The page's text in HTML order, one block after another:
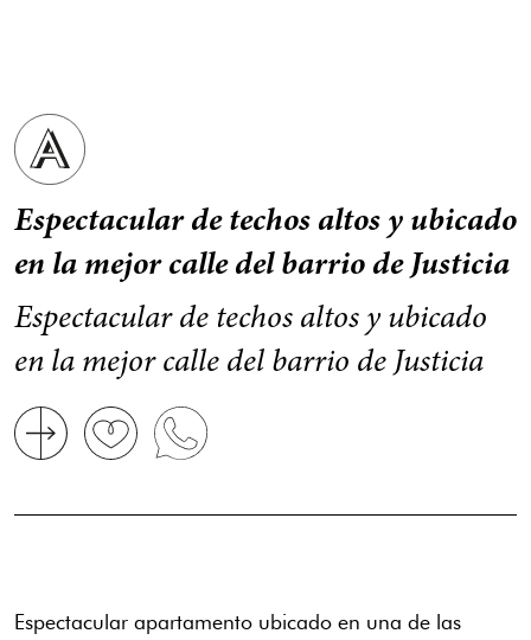
Espectacular de techos altos y ubicado
en la mejor calle del barrio de Justicia
Espectacular de techos altos y ubicado
en la mejor calle del barrio de Justicia
Espectacular apartamento ubicado en una de las